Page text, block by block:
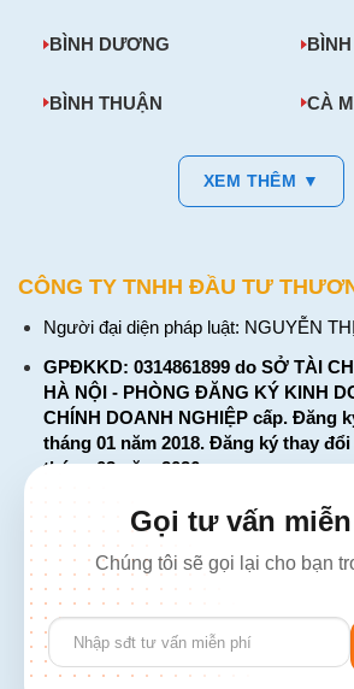
BÌNH DƯƠNG
BÌNH THUẬN CÀ
XEM THÊM ▼
CÔNG TY TNHH ĐẦU TƯ
Người đại diện pháp luật: NGUYỄN
GPĐKKD: 0314861899 do SỞ TÀI
HÀ NỘI - PHÒNG ĐĂNG KÝ KINH
CHÍNH DOANH NGHIỆP cấp. Đăng
tháng 01 năm 2018. Đăng ký thay
tháng 03 năm 2026
226 Đường Láng, Đống Đa, Hà Nội
137 Đường Hòa Hưng, Phường 12,
Minh
Hotline: 1900 2106 - 0386 001 001
Email:Giaiphap3g@gmail.com
Gọi tư vấn
Chúng tôi sẽ gọi lại cho bạn